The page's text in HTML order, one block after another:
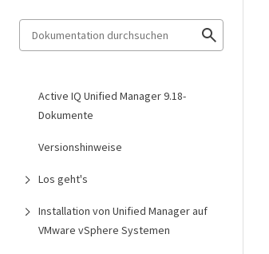
Active IQ Unified Manager 9.18-
Dokumente
Versionshinweise
Los geht's
Installation von Unified Manager auf
VMware vSphere Systemen